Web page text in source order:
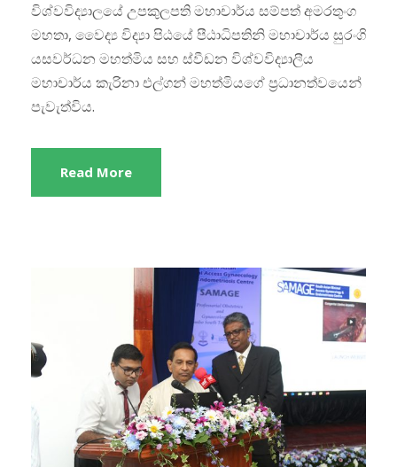
විශ්වවිද්‍යාලයේ උපකුලපති මහාචාර්ය සම්පත් අමරතුංග
මහතා, වෛද්‍ය විද්‍යා පිඨයේ පීඨාධිපතිනි මහාචාර්ය සුරංගි
යසවර්ධන මහත්මිය සහ ස්වීඩන විශ්වවිද්‍යාලීය
මහාචාර්ය කැරිනා එල්ගන් මහත්මියගේ ප්‍රධානත්වයෙන්
පැවැත්විය.
Read More